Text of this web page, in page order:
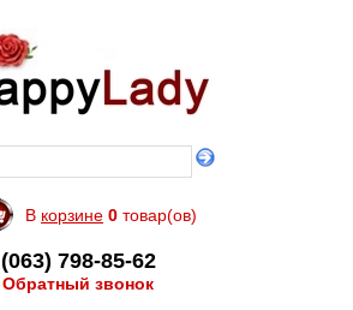
В корзине 0 товар(ов)
(063) 798-85-62
Обратный звонок